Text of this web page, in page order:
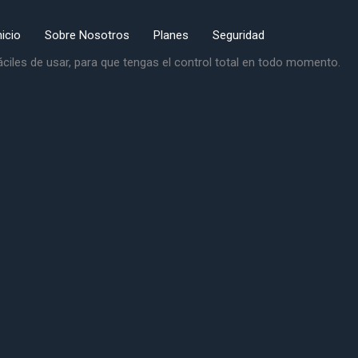
Sobre Nosotros Planes Seguridad
de usar, para que tengas el control total en todo momento.